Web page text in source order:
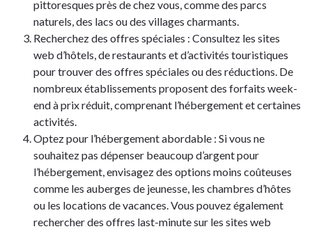
pittoresques près de chez vous, comme des parcs
naturels, des lacs ou des villages charmants.
Recherchez des offres spéciales : Consultez les sites
web d’hôtels, de restaurants et d’activités touristiques
pour trouver des offres spéciales ou des réductions. De
nombreux établissements proposent des forfaits week-
end à prix réduit, comprenant l’hébergement et certaines
activités.
Optez pour l’hébergement abordable : Si vous ne
souhaitez pas dépenser beaucoup d’argent pour
l’hébergement, envisagez des options moins coûteuses
comme les auberges de jeunesse, les chambres d’hôtes
ou les locations de vacances. Vous pouvez également
rechercher des offres last-minute sur les sites web